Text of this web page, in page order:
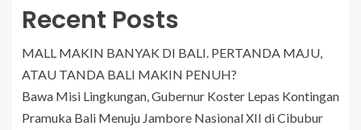
Recent Posts
MALL MAKIN BANYAK DI BALI. PERTANDA MAJU,
ATAU TANDA BALI MAKIN PENUH?
Bawa Misi Lingkungan, Gubernur Koster Lepas Kontingan
Pramuka Bali Menuju Jambore Nasional XII di Cibubur